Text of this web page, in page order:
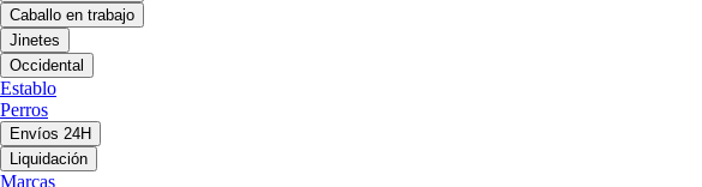
Caballo en trabajo
Jinetes
Occidental
Establo
Perros
Envíos 24H
Liquidación
Marcas